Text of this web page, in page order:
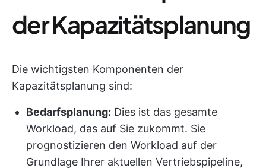
der Kapazitätsplanung
Die wichtigsten Komponenten der
Kapazitätsplanung sind:
Bedarfsplanung: Dies ist das gesamte
Workload, das auf Sie zukommt. Sie
prognostizieren den Workload auf der
Grundlage Ihrer aktuellen Vertriebspipeline,